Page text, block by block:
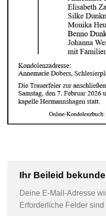
Ihr Beileid
Deine E-Mail-Adresse
Erforderliche Felder sind